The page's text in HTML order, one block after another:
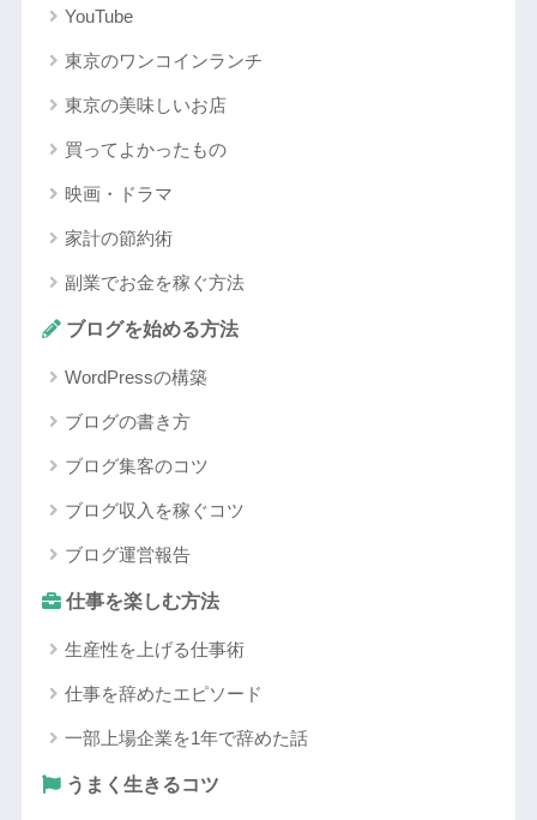
YouTube
東京のワンコインランチ
東京の美味しいお店
買ってよかったもの
映画・ドラマ
家計の節約術
副業でお金を稼ぐ方法
ブログを始める方法
WordPressの構築
ブログの書き方
ブログ集客のコツ
ブログ収入を稼ぐコツ
ブログ運営報告
仕事を楽しむ方法
生産性を上げる仕事術
仕事を辞めたエピソード
一部上場企業を1年で辞めた話
うまく生きるコツ